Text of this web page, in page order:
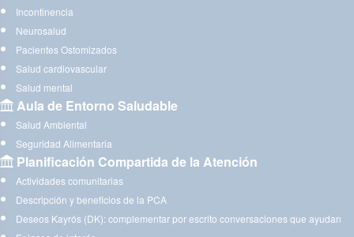
Incontinencia
Neurosalud
Pacientes Ostomizados
Salud cardiovascular
Salud mental
Aula de Entorno Saludable
Salud Ambiental
Seguridad Alimentaria
Planificación Compartida de la Atención
Actividades comunitarias
Descripción y beneficios de la PCA
Deseos Kayrós (DK): complementar por escrito conversaciones que ayudan